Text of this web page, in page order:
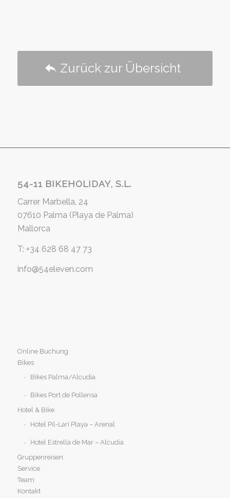
Zurück zur Übersicht
54-11 BIKEHOLIDAY, S.L.
Carrer Marbella, 24
07610 Palma (Playa de Palma)
Mallorca
T: +34 628 68 47 73
info@54eleven.com
Online Buchung
Bikes
Bikes Palma/Alcudia
Bikes Port de Pollensa
Hotel & Bike
Hotel Pil-Larí Playa – Arenal
Hotel Estrella de Mar – Alcudia
Gruppenreisen
Service
Team
Kontakt